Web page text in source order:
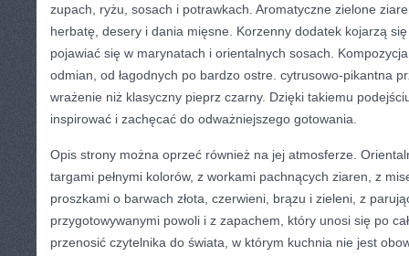
zupach, ryżu, sosach i potrawkach. Aromatyczne zielone
herbatę, desery i dania mięsne. Korzenny dodatek kojarzą
pojawiać się w marynatach i orientalnych sosach.
odmian, od łagodnych po bardzo ostre. cytrusowo-pikantna
wrażenie niż klasyczny pieprz czarny. Dzięki takiemu
inspirować i zachęcać do odważniejszego gotowania.
Opis strony można oprzeć również na jej atmosferze.
targami pełnymi kolorów, z workami pachnących ziaren, z
proszkami o barwach złota, czerwieni, brązu i zieleni, z
przygotowywanymi powoli i z zapachem, który unosi się po
przenosić czytelnika do świata, w którym kuchnia nie jest